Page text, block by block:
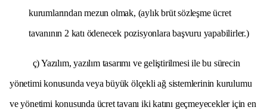
kurumlarından mezun olmak, (aylık brüt sözleşme ücret
tavanının 2 katı ödenecek pozisyonlara başvuru yapabilirler.)
ç) Yazılım, yazılım tasarımı ve geliştirilmesi ile bu sürecin
yönetimi konusunda veya büyük ölçekli ağ sistemlerinin kurulumu
ve yönetimi konusunda ücret tavanı iki katını geçmeyecekler için en